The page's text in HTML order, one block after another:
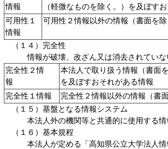
情報
（軽微なものを除く。）を及ぼす
可用性１
情報
可用性２情報以外の情報（書面を除
（１４）完全性
情報が破壊、改ざん又は消去されていな
完全性２情
報
本法人で取り扱う情報（書面
を及ぼすおそれがある情報
完全性１情報
完全性２情報以外の情報（書
（１５）基盤となる情報システム
本法人外の機関等と共通的に使用する情
（１６）基本規程
本法人が定める「高知県公立大学法人情